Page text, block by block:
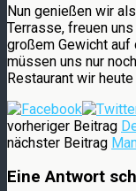
Nun genießen wir
Terrasse, freuen
großem Gewicht auf
müssen uns nur
Restaurant wir
vorheriger Beitrag
nächster Beitrag
Eine Antwort